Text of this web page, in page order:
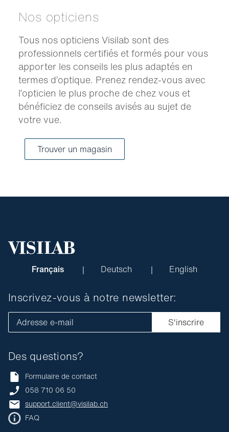
Nos opticiens
Tous nos opticiens Visilab sont des
professionnels certifiés et formés pour vous
apporter les conseils les plus adaptés en
termes d’optique. Prenez rendez-vous avec
l’opticien le plus proche de chez vous et
bénéficiez de conseils avisés au sujet de
votre vue.
Trouver un magasin
Français Deutsch English
Des questions?
Formulaire de contact
058 710 06 50
support.client@visilab.ch
FAQ
Inscrivez-vous à notre newsletter:
Adresse e-mail S'inscrire